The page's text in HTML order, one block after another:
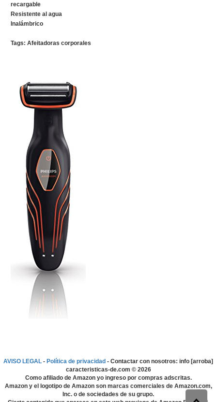
recargable
Resistente al agua
Inalámbrico
Tags: Afeitadoras corporales
AVISO LEGAL -Política de privacidad - Contactar con nosotros: info [arroba]
caracteristicas-de.com © 2026
Como afiliado de Amazon yo ingreso por compras adscritas.
Amazon y el logotipo de Amazon son marcas comerciales de Amazon.com,
Inc. o de sociedades de su grupo.